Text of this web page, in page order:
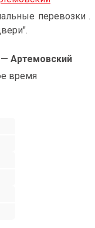
перевозки .
Артемовский
время